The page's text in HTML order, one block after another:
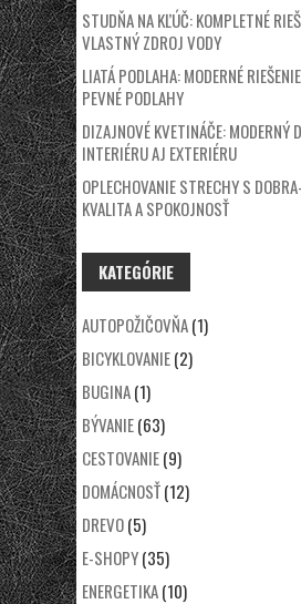
STUDŇA NA KĽÚČ: KOMPLETNÉ
VLASTNÝ ZDROJ VODY
LIATÁ PODLAHA: MODERNÉ
PEVNÉ PODLAHY
DIZAJNOVÉ KVETINÁČE: MODERNÝ
INTERIÉRU AJ EXTERIÉRU
OPLECHOVANIE STRECHY S
KVALITA A SPOKOJNOSŤ
KATEGÓRIE
AUTOPOŽIČOVŇA(1)
BICYKLOVANIE(2)
BUGINA(1)
BÝVANIE(63)
CESTOVANIE(9)
DOMÁCNOSŤ(12)
DREVO(5)
E-SHOPY(35)
ENERGETIKA(10)